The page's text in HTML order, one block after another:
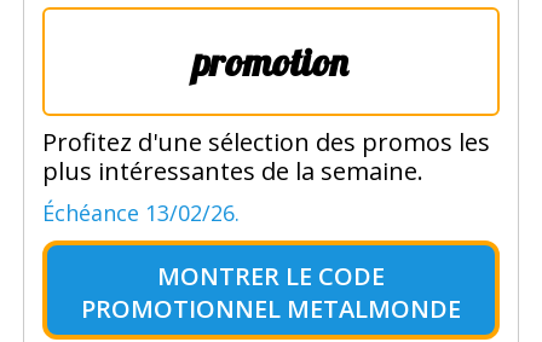
promotion
Profitez d'une sélection des promos les
plus intéressantes de la semaine.
Échéance 13/02/26.
MONTRER LE CODE
PROMOTIONNEL METALMONDE